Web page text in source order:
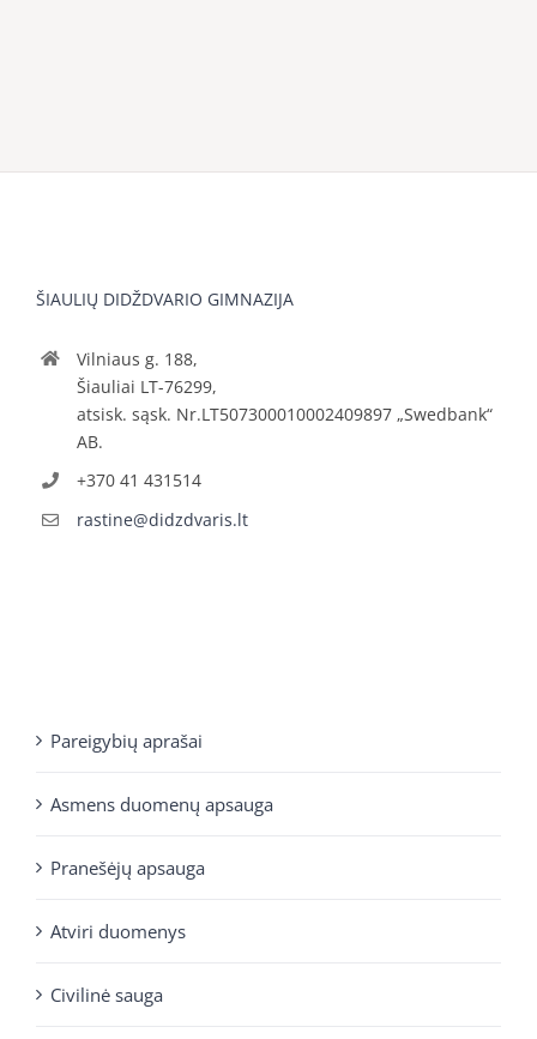
ŠIAULIŲ DIDŽDVARIO GIMNAZIJA
Vilniaus g. 188,
Šiauliai LT-76299,
atsisk. sąsk. Nr.LT507300010002409897 „Swedbank“
AB.
+370 41 431514
rastine@didzdvaris.lt
Pareigybių aprašai
Asmens duomenų apsauga
Pranešėjų apsauga
Atviri duomenys
Civilinė sauga